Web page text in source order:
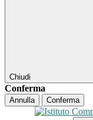
Chiudi
Conferma
Annulla Conferma